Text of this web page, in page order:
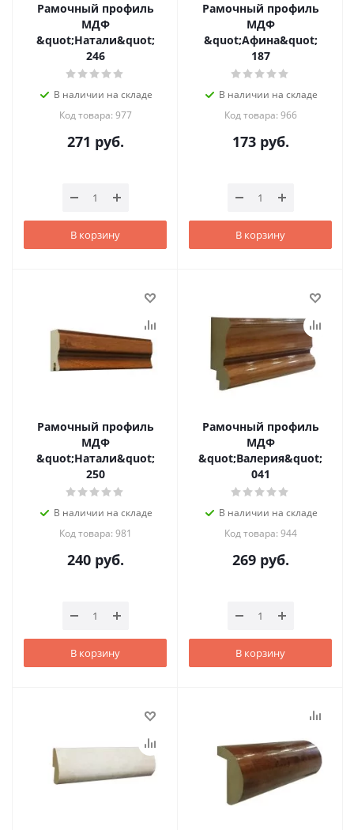
Рамочный профиль
МДФ
&quot;Натали&quot;
246
В наличии на складе
Код товара: 977
271 руб.
В корзину
Рамочный профиль
МДФ
&quot;Афина&quot;
187
В наличии на складе
Код товара: 966
173руб.
В корзину
Рамочный профиль
МДФ
&quot;Натали&quot;
250
В наличии на складе
Код товара: 981
240руб.
В корзину
Рамочный профиль
МДФ
&quot;Валерия&quot;
041
В наличии на складе
Код товара: 944
269руб.
В корзину